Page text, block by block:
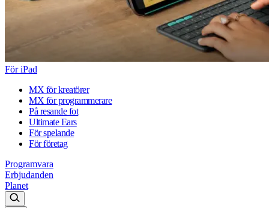
För iPad
MX för kreatörer
MX för programmerare
På resande fot
Ultimate Ears
För spelande
För företag
Programvara
Erbjudanden
Planet